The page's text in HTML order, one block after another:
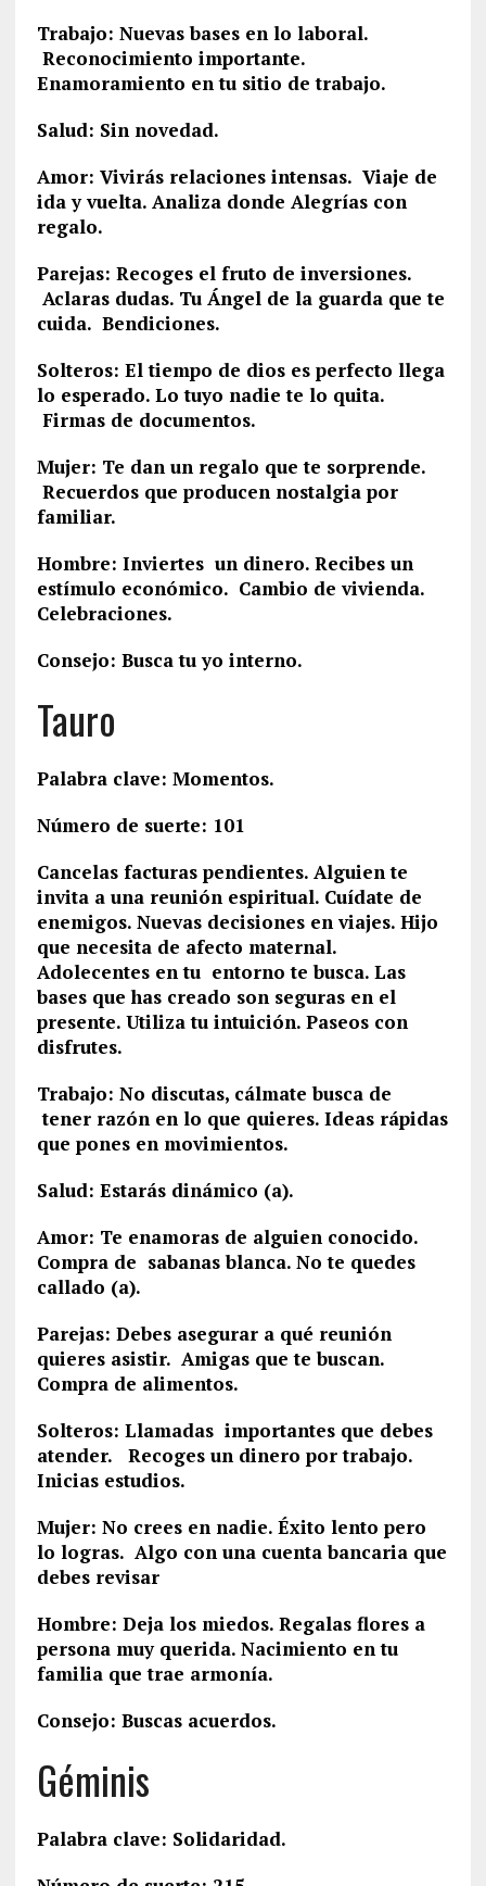
Trabajo: Nuevas bases en lo laboral.
Reconocimiento importante.
Enamoramiento en tu sitio de trabajo.
Salud: Sin novedad.
Amor: Vivirás relaciones intensas. Viaje de
ida y vuelta. Analiza donde Alegrías con
regalo.
Parejas: Recoges el fruto de inversiones.
Aclaras dudas. Tu Ángel de la guarda que te
cuida. Bendiciones.
Solteros: El tiempo de dios es perfecto llega
lo esperado. Lo tuyo nadie te lo quita.
Firmas de documentos.
Mujer: Te dan un regalo que te sorprende.
Recuerdos que producen nostalgia por
familiar.
Hombre: Inviertes un dinero. Recibes un
estímulo económico. Cambio de vivienda.
Celebraciones.
Consejo: Busca tu yo interno.
Tauro
Palabra clave: Momentos.
Número de suerte: 101
Cancelas facturas pendientes. Alguien te
invita a una reunión espiritual. Cuídate de
enemigos. Nuevas decisiones en viajes. Hijo
que necesita de afecto maternal.
Adolecentes en tu entorno te busca. Las
bases que has creado son seguras en el
presente. Utiliza tu intuición. Paseos con
disfrutes.
Trabajo: No discutas, cálmate busca de
tener razón en lo que quieres. Ideas rápidas
que pones en movimientos.
Salud: Estarás dinámico (a).
Amor: Te enamoras de alguien conocido.
Compra de sabanas blanca. No te quedes
callado (a).
Parejas: Debes asegurar a qué reunión
quieres asistir. Amigas que te buscan.
Compra de alimentos.
Solteros: Llamadas importantes que debes
atender. Recoges un dinero por trabajo.
Inicias estudios.
Mujer: No crees en nadie. Éxito lento pero
lo logras. Algo con una cuenta bancaria que
debes revisar
Hombre: Deja los miedos. Regalas flores a
persona muy querida. Nacimiento en tu
familia que trae armonía.
Consejo: Buscas acuerdos.
Géminis
Palabra clave: Solidaridad.